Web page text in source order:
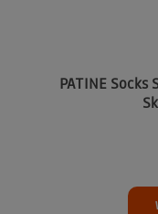
PATINE Socks